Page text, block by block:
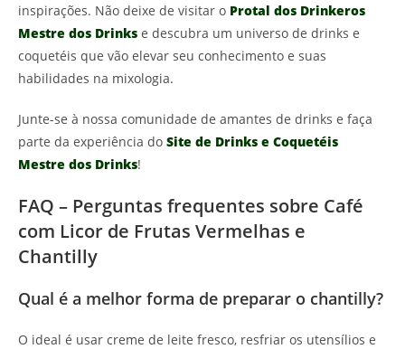
inspirações. Não deixe de visitar o Protal dos Drinkeros
Mestre dos Drinks e descubra um universo de drinks e
coquetéis que vão elevar seu conhecimento e suas
habilidades na mixologia.
Junte-se à nossa comunidade de amantes de drinks e faça
parte da experiência do Site de Drinks e Coquetéis
Mestre dos Drinks!
FAQ – Perguntas frequentes sobre Café
com Licor de Frutas Vermelhas e
Chantilly
Qual é a melhor forma de preparar o chantilly?
O ideal é usar creme de leite fresco, resfriar os utensílios e